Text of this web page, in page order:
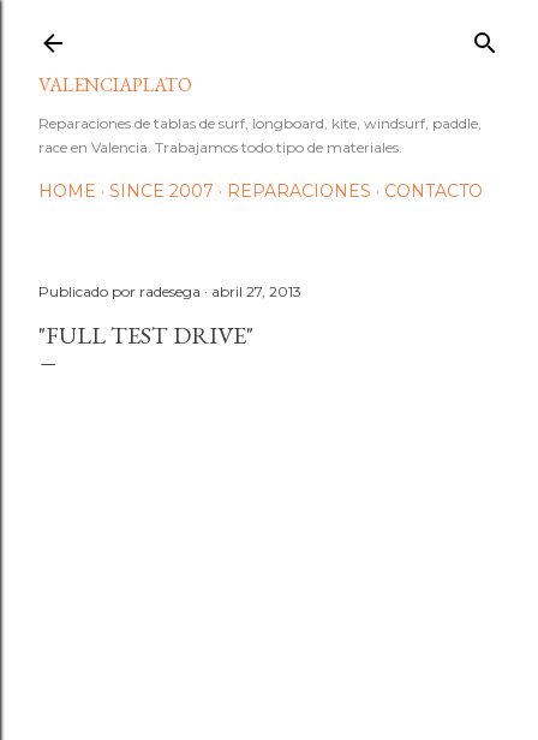
VALENCIAPLATO
Reparaciones de tablas de surf, longboard, kite, windsurf, paddle,
race en Valencia. Trabajamos todo tipo de materiales.
HOME SINCE 2007 REPARACIONES CONTACTO
Publicado por radesega abril 27, 2013
"FULL TEST DRIVE"